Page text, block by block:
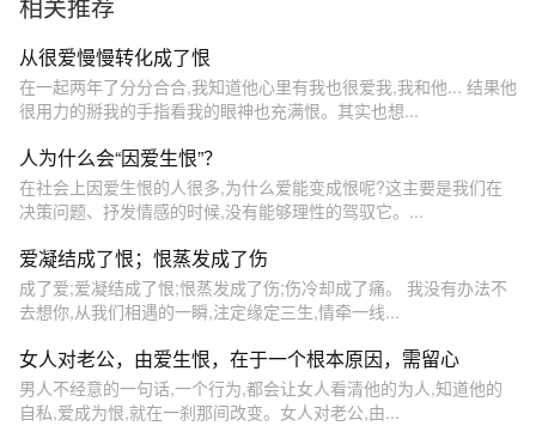
从很爱慢慢转化成了恨
在一起两年了分分合合,我知道他心里有我也很爱我,我和他... 结果他
很用力的掰我的手指看我的眼神也充满恨。其实也想...
人为什么会“因爱生恨”？
在社会上因爱生恨的人很多,为什么爱能变成恨呢?这主要是我们在
决策问题、抒发情感的时候,没有能够理性的驾驭它。...
爱凝结成了恨；恨蒸发成了伤
成了爱;爱凝结成了恨;恨蒸发成了伤;伤冷却成了痛。 我没有办法不
去想你,从我们相遇的一瞬,注定缘定三生,情牵一线...
女人对老公，由爱生恨，在于一个根本原因，需留心
男人不经意的一句话,一个行为,都会让女人看清他的为人,知道他的
自私,爱成为恨,就在一刹那间改变。女人对老公,由...